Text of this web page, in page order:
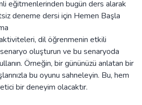
eğitmenlerinden bugün ders alarak
deneme dersi için Hemen Başla
dil öğrenmenin etkili
oluşturun ve bu senaryoda
Örneğin, bir gününüzü anlatan bir
bu oyunu sahneleyin. Bu, hem
bir deneyim olacaktır.